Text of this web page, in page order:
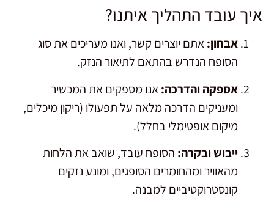
איך עובד התהליך איתנו?
אבחון:אתם יוצרים קשר, ואנו מעריכים את סוג
הסופח הנדרש בהתאם לתיאור הנזק.
אספקה והדרכה:אנו מספקים את המכשיר
ומעניקים הדרכה מלאה על תפעולו (ריקון מיכלים,
מיקום אופטימלי בחלל).
ייבוש ובקרה: הסופח עובד, שואב את הלחות
מהאוויר ומהחומרים הסופגים, ומונע נזקים
קונסטרוקטיביים למבנה.